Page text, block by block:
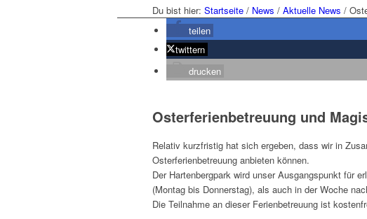
Du bist hier: Startseite / News / Aktuelle News /
teilen
twittern
drucken
Osterferienbetreuung und
Relativ kurzfristig hat sich ergeben, dass wir in
Osterferienbetreuung anbieten können.
Der Hartenbergpark wird unser Ausgangspunkt für
(Montag bis Donnerstag), als auch in der Woche
Die Teilnahme an dieser Ferienbetreuung ist